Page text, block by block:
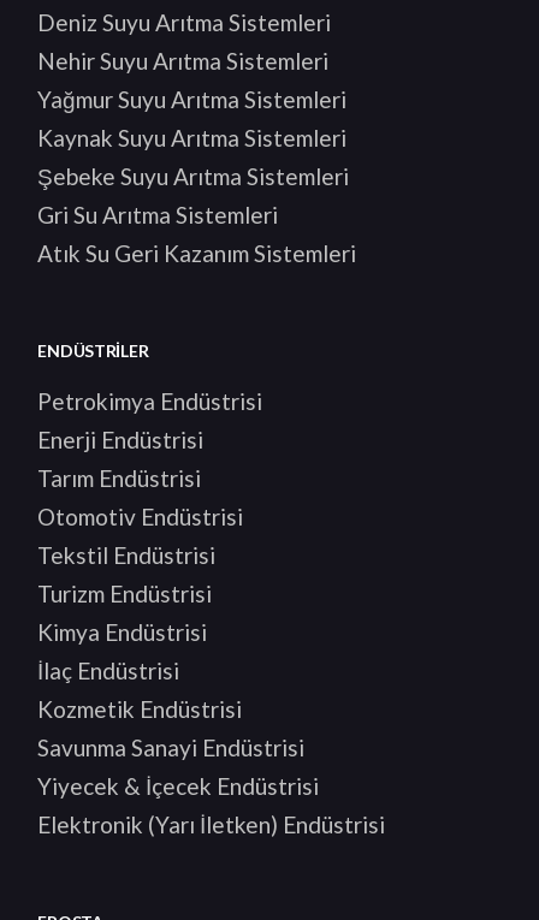
Deniz Suyu Arıtma Sistemleri
Nehir Suyu Arıtma Sistemleri
Yağmur Suyu Arıtma Sistemleri
Kaynak Suyu Arıtma Sistemleri
Şebeke Suyu Arıtma Sistemleri
Gri Su Arıtma Sistemleri
Atık Su Geri Kazanım Sistemleri
ENDÜSTRILER
Petrokimya Endüstrisi
Enerji Endüstrisi
Tarım Endüstrisi
Otomotiv Endüstrisi
Tekstil Endüstrisi
Turizm Endüstrisi
Kimya Endüstrisi
İlaç Endüstrisi
Kozmetik Endüstrisi
Savunma Sanayi Endüstrisi
Yiyecek & İçecek Endüstrisi
Elektronik (Yarı İletken) Endüstrisi